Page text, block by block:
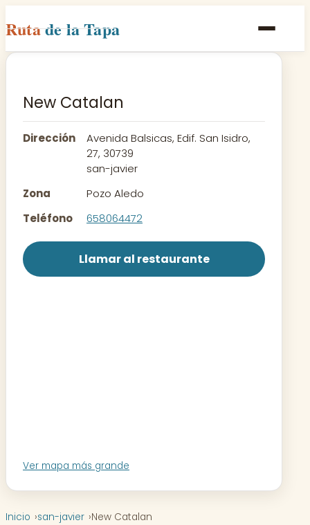
Rutade la Tapa
Inicio
Rutas
Contacto
New Catalan
Dirección
Avenida Balsicas, Edif. San Isidro,
27, 30739
san-javier
Zona
Pozo Aledo
Teléfono
658064472
Llamar al restaurante
Ver mapa más grande
Inicio san-javier New Catalan